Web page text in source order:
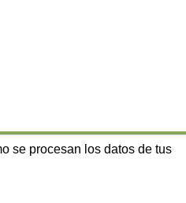
se procesan los datos de tus